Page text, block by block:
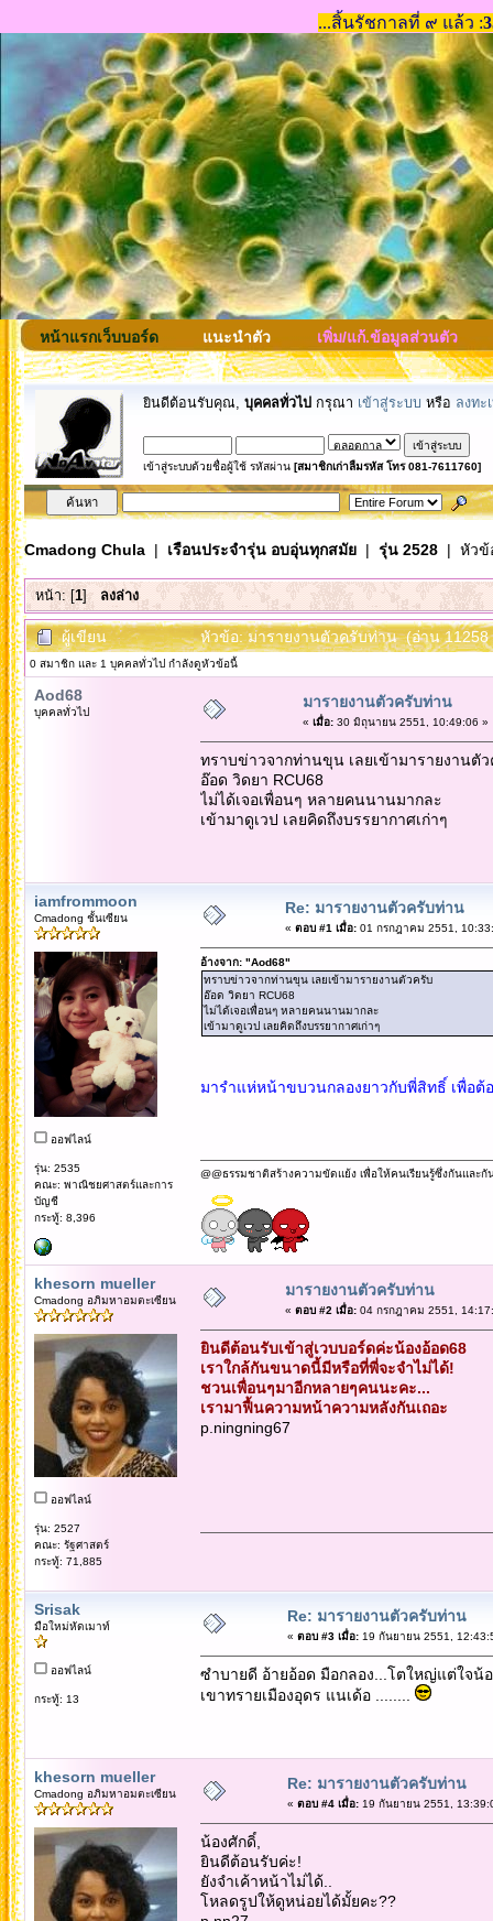
หน้าแรกเว็บบอร์ด แนะนำตัว เพิ่ม/แก้.ข้อมูลส่วนตัว
ยินดีต้อนรับคุณ, บุคคลทั่วไป กรุณา เข้าสู่ระบบ หรือ ลงทะ
เข้าสู่ระบบด้วยชื่อผู้ใช้ รหัสผ่าน [สมาชิกเก่าลืมรหัส โทร 081-7611760]
Cmadong Chula| เรือนประจำรุ่น อบอุ่นทุกสมัย| รุ่น 2528| หัวข้
หน้า: [1] ลงล่าง
ผู้เขียน หัวข้อ: มารายงานตัวครับท่าน (อ่าน 11258
0 สมาชิก และ 1 บุคคลทั่วไป กำลังดูหัวข้อนี้
Aod68
บุคคลทั่วไป
มารายงานตัวครับท่าน
« เมื่อ:30 มิถุนายน 2551, 10:49:06 »
ทราบข่าวจากท่านขุน เลยเข้ามารายงานตั
อ๊อด วิดยา RCU68
ไม่ได้เจอเพื่อนๆ หลายคนนานมากละ
เข้ามาดูเวป เลยคิดถึงบรรยากาศเก่าๆ
iamfrommoon
Cmadong ชั้นเซียน
ออฟไลน์
รุ่น: 2535
คณะ: พาณิชยศาสตร์และการ
บัญชี
กระทู้: 8,396
Re: มารายงานตัวครับท่าน
« ตอบ #1 เมื่อ:01 กรกฎาคม 2551,
อ้างจาก: "Aod68"
ทราบข่าวจากท่านขุน เลยเข้ามารายงานตัวครับ
อ๊อด วิดยา RCU68
ไม่ได้เจอเพื่อนๆ หลายคนนานมากละ
เข้ามาดูเวป เลยคิดถึงบรรยากาศเก่าๆ
มารำแห่หน้าขบวนกลองยาวกับพี่สิทธิ์ เพื่อ
@@ธรรมชาติสร้างความขัดแย้ง เพื่อให้คนเรียนรู้ซึ่งกันและกั
khesorn mueller
Cmadong อภิมหาอมตะเซียน
ออฟไลน์
รุ่น: 2527
คณะ: รัฐศาสตร์
กระทู้: 71,885
มารายงานตัวครับท่าน
« ตอบ #2 เมื่อ:04 กรกฎาคม 2551,
ยินดีต้อนรับเข้าสู่เวบบอร์ดค่ะน้องอ้อด68
เราใกล้กันขนาดนี้มีหรือที่พี่จะจำไม่ได้!
ชวนเพื่อนๆมาอีกหลายๆคนนะคะ...
เรามาฟื้นความหน้าความหลังกันเถอะ
p.ningning67
Srisak
มือใหม่หัดเมาท์
ออฟไลน์
กระทู้: 13
Re: มารายงานตัวครับท่าน
« ตอบ #3 เมื่อ:19 กันยายน 2551,
ซำบายดี อ้ายอ้อด มือกลอง...โตใหญ่แต่ใจน้
เขาทรายเมืองอุดร แนเด้อ ........
khesorn mueller
Cmadong อภิมหาอมตะเซียน
Re: มารายงานตัวครับท่าน
« ตอบ #4 เมื่อ:19 กันยายน 2551,
น้องศักดิ์,
ยินดีต้อนรับค่ะ!
ยังจำเค้าหน้าไม่ได้..
โหลดรูปให้ดูหน่อยได้มั้ยคะ??